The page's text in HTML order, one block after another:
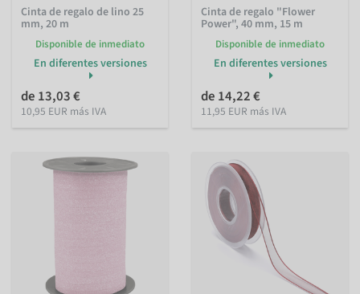
Cinta de regalo de lino 25
mm, 20 m
Disponible de inmediato
En diferentes versiones
de 13,03 €
10,95 EUR más IVA
Cinta de regalo "Flower
Power", 40 mm, 15 m
Disponible de inmediato
En diferentes versiones
de 14,22 €
11,95 EUR más IVA